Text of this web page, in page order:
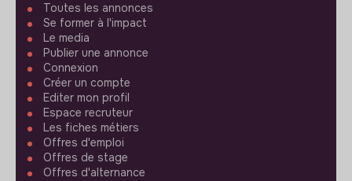
Toutes les annonces
Se former à l'impact
Le media
Publier une annonce
Connexion
Créer un compte
Editer mon profil
Espace recruteur
Les fiches métiers
Offres d'emploi
Offres de stage
Offres d'alternance